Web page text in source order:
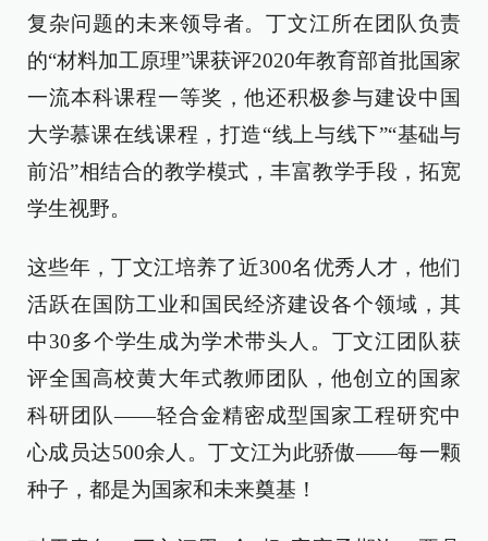
复杂问题的未来领导者。丁文江所在团队负责
的“材料加工原理”课获评2020年教育部首批国家
一流本科课程一等奖，他还积极参与建设中国
大学慕课在线课程，打造“线上与线下”“基础与
前沿”相结合的教学模式，丰富教学手段，拓宽
学生视野。
这些年，丁文江培养了近300名优秀人才，他们
活跃在国防工业和国民经济建设各个领域，其
中30多个学生成为学术带头人。丁文江团队获
评全国高校黄大年式教师团队，他创立的国家
科研团队——轻合金精密成型国家工程研究中
心成员达500余人。丁文江为此骄傲——每一颗
种子，都是为国家和未来奠基！